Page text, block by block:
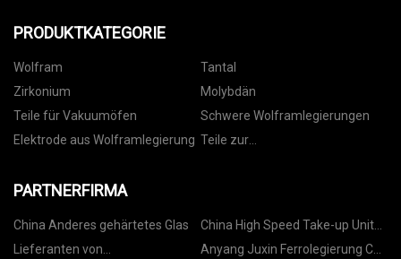
PRODUKTKATEGORIE
Wolfram
Tantal
Zirkonium
Molybdän
Teile für Vakuumöfen
Schwere Wolframlegierungen
Elektrode aus Wolframlegierung Teile zur
PARTNERFIRMA
China Anderes gehärtetes Glas
China High Speed Take-up Unit
suppliers
Lieferanten von Anyang Juxin Ferrolegierung Co.,